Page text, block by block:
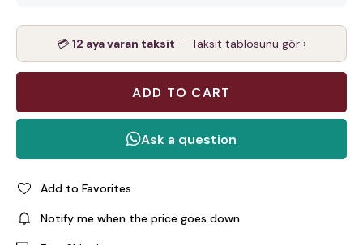
💳 12 aya varan taksit — Taksit tablosunu gör ›
Add to Favorites
Notify me when the price goes down